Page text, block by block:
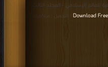
الإسلامى - المجلد الثالث
| التحميل : مرة/مرات